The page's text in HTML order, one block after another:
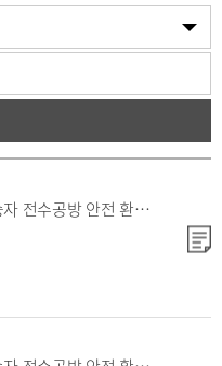
2026년 국유시설 전수교육관 4층 전승자 전수공방 안전 환경개선 공사(전기)